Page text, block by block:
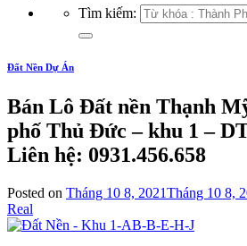
Tìm kiếm:
Đất Nền Dự Án
Bán Lô Đất nền Thạnh
phố Thủ Đức – khu 1 –
Liên hệ: 0931.456.658
Posted on Tháng 10 8, 2021Tháng 10 8,
Real